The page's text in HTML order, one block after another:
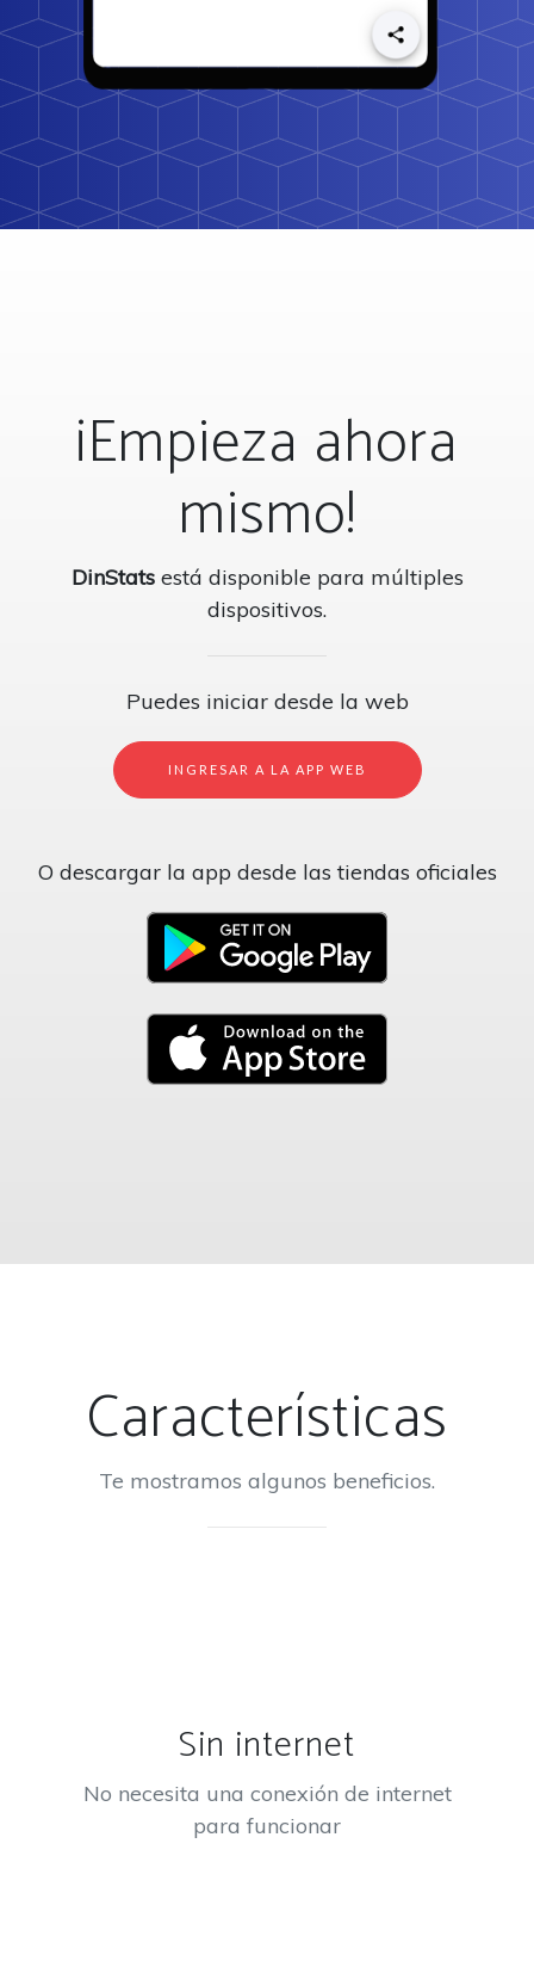
¡Empieza ahora
mismo!
DinStatsestá disponible para múltiples
dispositivos.
Puedes iniciar desde la web
INGRESAR A LA APP WEB
O descargar la app desde las tiendas oficiales
Características
Te mostramos algunos beneficios.
Sin internet
No necesita una conexión de internet
para funcionar